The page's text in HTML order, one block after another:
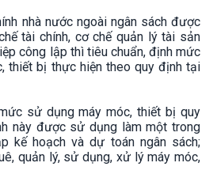
nhà nước ngoài ngân sách được
tài chính, cơ chế quản lý tài sản
công lập thì tiêu chuẩn, định mức
thiết bị thực hiện theo quy định tại
sử dụng máy móc, thiết bị quy
này được sử dụng làm một trong
kế hoạch và dự toán ngân sách;
quản lý, sử dụng, xử lý máy móc,